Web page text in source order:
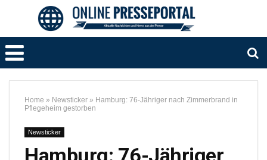
Home » Newsticker » Hamburg: 76-Jähriger nach Zimmerbrand in
Pflegeheim gestorben
Newsticker